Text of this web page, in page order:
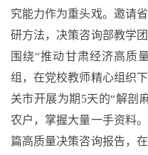
究能力作为重头戏。邀请
研方法，决策咨询部教学
围绕“推动甘肃经济高质
组，在党校教师精心组织
关市开展为期5天的“解剖
农户，掌握大量一手资料
篇高质量决策咨询报告，